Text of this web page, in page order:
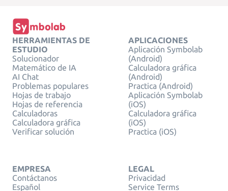
HERRAMIENTAS DE
ESTUDIO
Solucionador
Matemático de IA
AI Chat
Problemas populares
Hojas de trabajo
Hojas de referencia
Calculadoras
Calculadora gráfica
Verificar solución
APLICACIONES
Aplicación Symbolab
(Android)
Calculadora gráfica
(Android)
Practica (Android)
Aplicación Symbolab
(iOS)
Calculadora gráfica
(iOS)
Practica (iOS)
EMPRESA
Contáctanos
Español
LEGAL
Privacidad
Service Terms